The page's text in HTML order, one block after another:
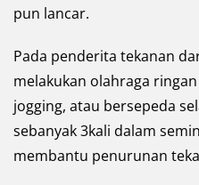
pun lancar.
Pada penderita tekanan
melakukan olahraga
jogging, atau bersepeda
sebanyak 3kali dalam
membantu penurunan